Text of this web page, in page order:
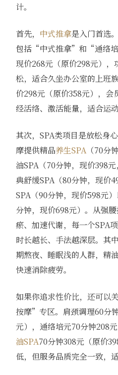
计。
首先， 中式推拿是入门首选
包括“中式推拿”和“通络培
现价268元（原价298元），
松，适合久坐办公室的上班
价298元（原价358元），
经活络、激活能量，适合运
其次，SPA类项目是放松身
摩提供精品养生SPA（70分
油SPA（70分钟，现价398
典舒缓SPA（80分钟，现价
SPA（90分钟，现价598元
分钟，现价698元）。从强
瘀、加速代谢，每一个SPA
时长越长、手法越深层。其
期熬夜、睡眠浅的人群，精
快速消除疲劳。
如果你追求性价比，还可以
按摩”专区。肩颈调理60分
元），通络培元70分钟208
油SPA70分钟308元（原价
低，但服务品质完全一致，